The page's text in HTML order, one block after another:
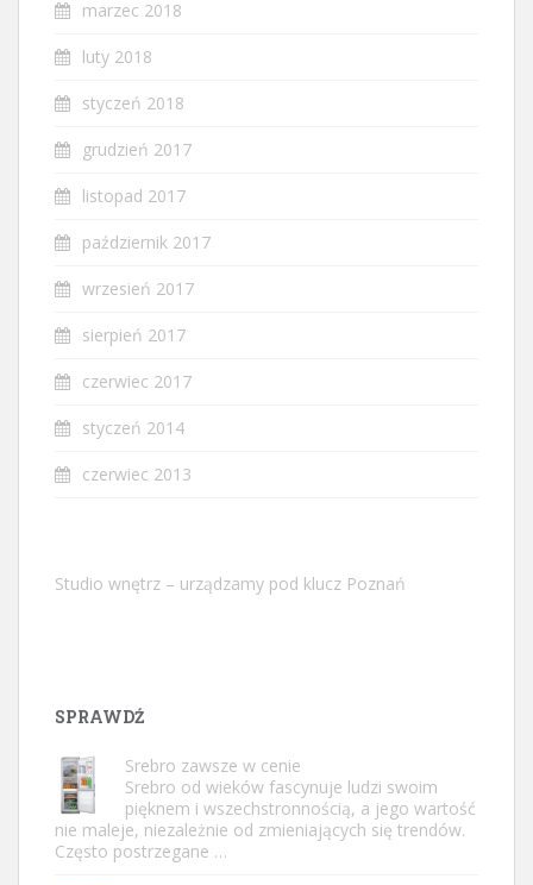
marzec 2018
luty 2018
styczeń 2018
grudzień 2017
listopad 2017
październik 2017
wrzesień 2017
sierpień 2017
czerwiec 2017
styczeń 2014
czerwiec 2013
Studio wnętrz – urządzamy pod klucz Poznań
SPRAWDŹ
Srebro zawsze w cenie
Srebro od wieków fascynuje ludzi swoim
pięknem i wszechstronnością, a jego wartość
nie maleje, niezależnie od zmieniających się trendów.
Często postrzegane …